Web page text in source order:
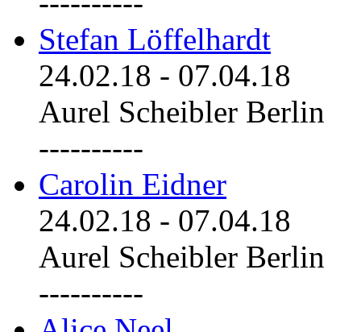
Stefan Löffelhardt
24.02.18 - 07.04.18
Aurel Scheibler Berlin
----------
Carolin Eidner
24.02.18 - 07.04.18
Aurel Scheibler Berlin
----------